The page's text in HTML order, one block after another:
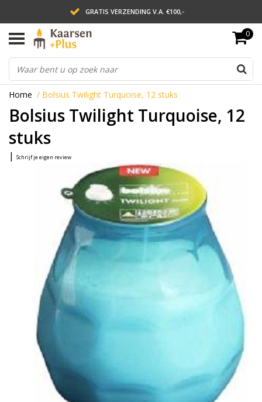
GRATIS VERZENDING V.A. €100,-
LEVERING BINNEN 2 WERKDAGEN
ACHTERAF BETALEN VIA AFTERPAY
0
Home / Bolsius Twilight Turquoise, 12 stuks
Bolsius Twilight Turquoise, 12
stuks
| Schrijf je eigen review